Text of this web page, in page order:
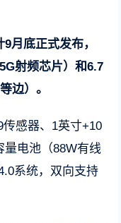
月底正式发布，
射频芯片）和6.7
边）。
传感器、1英寸+10
量电池（88W有线
系统，双向支持